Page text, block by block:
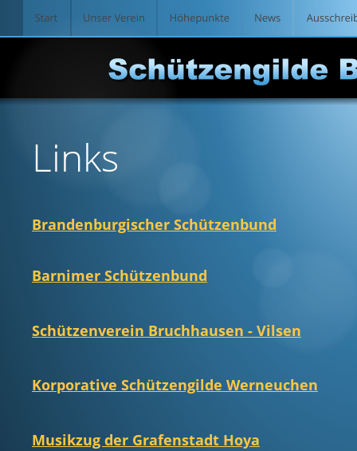
Links
Brandenburgischer Schützenbund
Barnimer Schützenbund
Schützenverein Bruchhausen - Vilsen
Korporative Schützengilde Werneuchen
Musikzug der Grafenstadt Hoya